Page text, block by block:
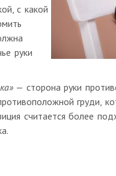
с какой
руки
— сторона руки
груди,
считается более